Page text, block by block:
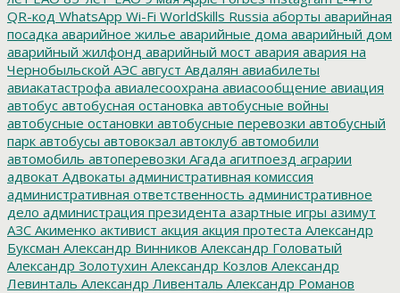
QR-код WhatsApp Wi-Fi WorldSkills Russia аборты аварийная
посадка аварийное жилье аварийные дома аварийный дом
аварийный жилфонд аварийный мост авария авария на
Чернобыльской АЭС август Авдалян авиабилеты
авиакатастрофа авиалесоохрана авиасообщение авиация
автобус автобусная остановка автобусные войны
автобусные остановки автобусные перевозки автобусный
парк автобусы автовокзал автоклуб автомобили
автомобиль автоперевозки Агада агитпоезд аграрии
адвокат Адвокаты административная комиссия
административная ответственность административное
дело администрация президента азартные игры азимут
АЗС Акименко активист акция акция протеста Александр
Буксман Александр Винников Александр Головатый
Александр Золотухин Александр Козлов Александр
Левинталь Александр Ливенталь Александр Романов